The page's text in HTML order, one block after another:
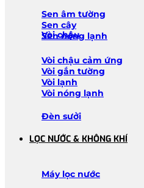
Sen âm tường
Sen cây
Sen nóng lạnh
Vòi chậu
Vòi chậu cảm ứng
Vòi gắn tường
Vòi lạnh
Vòi nóng lạnh
Đèn sưởi
LỌC NƯỚC & KHÔNG KHÍ
Máy lọc nước